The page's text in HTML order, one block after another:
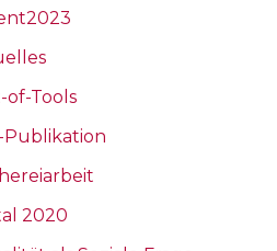
of-Tools
Publikation
2020